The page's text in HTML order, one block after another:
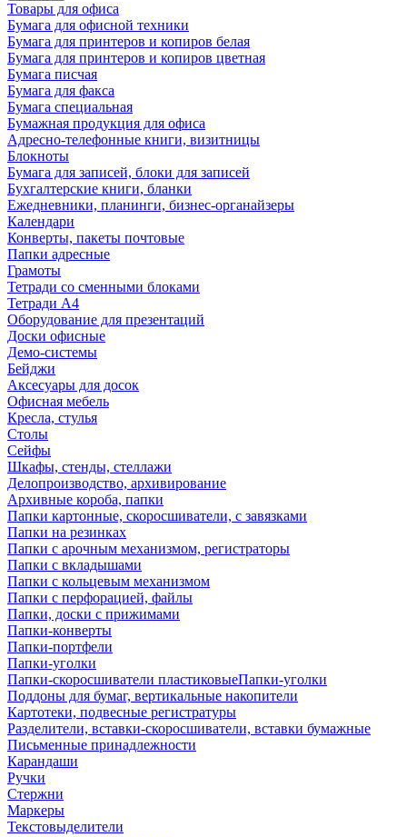
Товары для офиса
Бумага для офисной техники
Бумага для принтеров и копиров белая
Бумага для принтеров и копиров цветная
Бумага писчая
Бумага для факса
Бумага специальная
Бумажная продукция для офиса
Адресно-телефонные книги, визитницы
Блокноты
Бумага для записей, блоки для записей
Бухгалтерские книги, бланки
Ежедневники, планинги, бизнес-органайзеры
Календари
Конверты, пакеты почтовые
Папки адресные
Грамоты
Тетради со сменными блоками
Тетради А4
Оборудование для презентаций
Доски офисные
Демо-системы
Бейджи
Аксесуары для досок
Офисная мебель
Кресла, стулья
Столы
Сейфы
Шкафы, стенды, стеллажи
Делопроизводство, архивирование
Архивные короба, папки
Папки картонные, скоросшиватели, с завязками
Папки на резинках
Папки с арочным механизмом, регистраторы
Папки с вкладышами
Папки с кольцевым механизмом
Папки с перфорацией, файлы
Папки, доски с прижимами
Папки-конверты
Папки-портфели
Папки-уголки
Папки-скоросшиватели пластиковыеПапки-уголки
Поддоны для бумаг, вертикальные накопители
Картотеки, подвесные регистратуры
Разделители, вставки-скоросшиватели, вставки бумажные
Письменные принадлежности
Карандаши
Ручки
Стержни
Маркеры
Текстовыделители